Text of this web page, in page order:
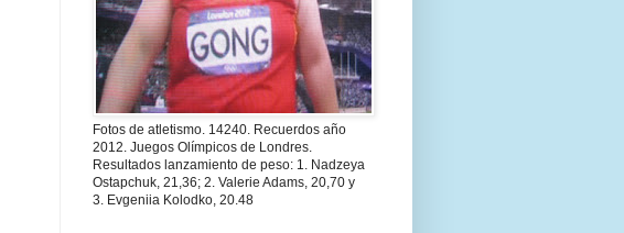
Fotos de atletismo. 14240. Recuerdos año
2012. Juegos Olímpicos de Londres.
Resultados lanzamiento de peso: 1. Nadzeya
Ostapchuk, 21,36; 2. Valerie Adams, 20,70 y
3. Evgeniia Kolodko, 20.48